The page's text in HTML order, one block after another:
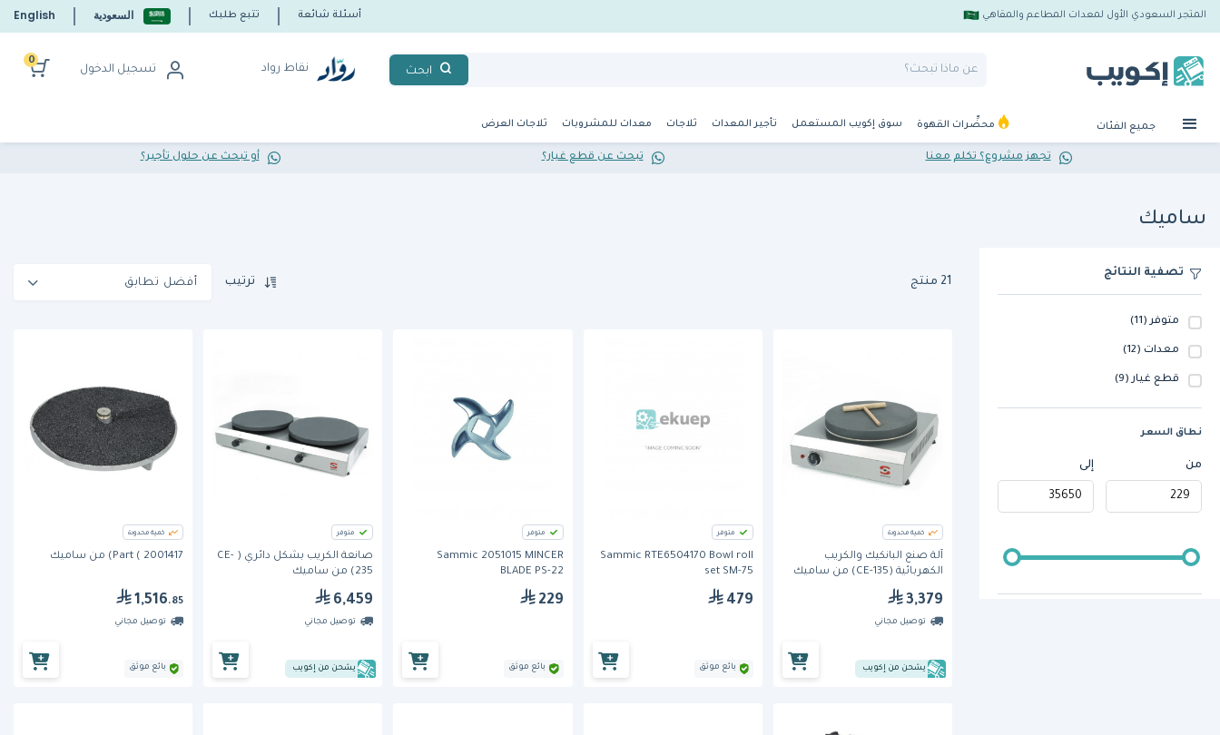
المتجر السعودي الأول لمعدات المطاعم والمقاهي أسئلة شائعة تتبع طلبك السعودية English
ابحث نقاط رواد تسجيل الدخول
0
جميع الفئات محضِّرات القهوة سوق إكويب المستعمل تأجير المعدات ثلاجات معدات للمشروبات ثلاجات العرض
تجهز مشروع؟ تكلم معنا تبحث عن قطع غيار؟ أو تبحث عن حلول تأجير؟
ساميك
تصفية النتائج
متوفر(11)
معدات (12)
قطع غيار(9)
نطاق السعر
من إلى
21 منتج ترتيب أفضل تطابق
كمية محدودة
آلة صنع البانكيك والكريب
الكهربائية (CE-135) من ساميك
3,379
توصيل مجاني
يشحن من إكويب
متوفر
Sammic RTE6504170 Bowl roll
set SM-75
479
بائع موثق
متوفر
Sammic 2051015 MINCER
BLADE PS-22
229
بائع موثق
متوفر
صانعة الكريب بشكل دائري ( CE-
235) من ساميك
6,459
توصيل مجاني
يشحن من إكويب
كمية محدودة
Part ( 2001417) من ساميك
1,516.85
توصيل مجاني
بائع موثق